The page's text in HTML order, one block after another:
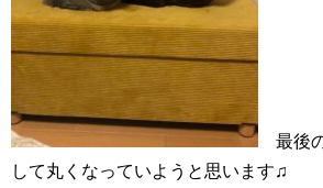
最後
して丸くなっていようと思います♫